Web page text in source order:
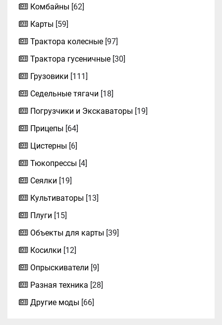
Комбайны [62]
Карты [59]
Трактора колесные [97]
Трактора гусеничные [30]
Грузовики [111]
Седельные тягачи [18]
Погрузчики и Экскаваторы [19]
Прицепы [64]
Цистерны [6]
Тюкопрессы [4]
Сеялки [19]
Культиваторы [13]
Плуги [15]
Объекты для карты [39]
Косилки [12]
Опрыскиватели [9]
Разная техника [28]
Другие моды [66]